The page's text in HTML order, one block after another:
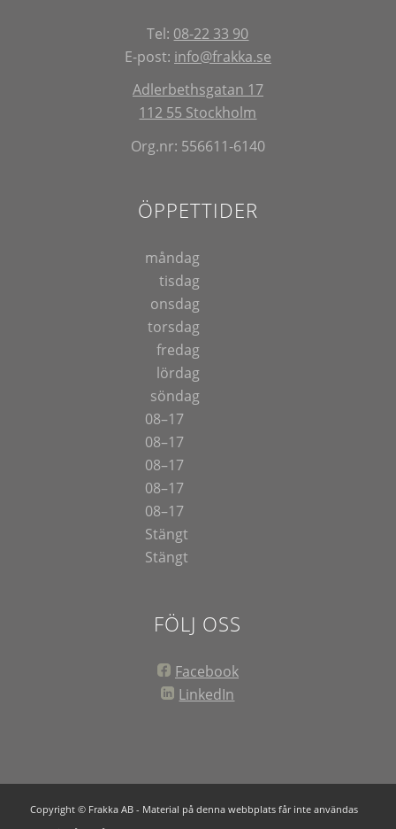
Tel: 08-22 33 90
E-post: info@frakka.se
Adlerbethsgatan 17
112 55 Stockholm
Org.nr: 556611-6140
ÖPPETTIDER
måndag
tisdag
onsdag
torsdag
fredag
lördag
söndag
08–17
08–17
08–17
08–17
08–17
Stängt
Stängt
FÖLJ OSS
Facebook
LinkedIn
Copyright © Frakka AB - Material på denna webbplats får inte användas